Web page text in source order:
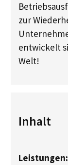
zur
entwickelt
Welt!​
Inhalt
Leistungen: